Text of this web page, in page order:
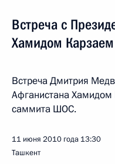
Встреча с
Хамидом Карзаем
Встреча Дмитрия
Афганистана
саммита ШОС.
11 июня 2010 года 13:30
Ташкент